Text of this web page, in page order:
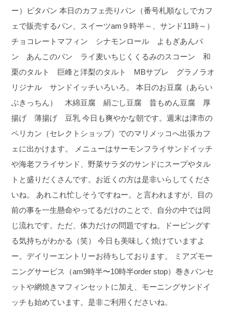
ー）ピタパン 本日のカフェ売りパン（番号札順なしでカフ
ェで販売するパン、スイーツam９時半～、サンド11時～）
チョコレートマフィン シナモンロール よもぎあんパ
ン あんこのパン ライ麦いちじくくるみのスコーン 和
栗のタルト 巨峰と洋梨のタルト MBサブレ グラノラオ
リジナル サンドイッチいろいろ。
本日のお豆腐（あらい
ぶきっちん） 木綿豆腐 絹ごし豆腐 昔もめん豆腐 厚
揚げ 薄揚げ 豆乳 今日も爽やかな朝です。週末は津市の
ペリカン（セレクトショップ）でのマリメッコへ出張カフ
ェに出かけます。
メニューはサーモンフライサンドイッチ
や海老フライサンド、野菜サラダのサンドにスープやタル
トと盛りだくさんです。お近くの方は是非いらしてくださ
いね。
あれこれ忙しそうですねー。と言われますが、目の
前の事を一生懸命やってるだけのことで、自分の中では同
じ流れです。ただ、体力だけの問題ですね。ドーピングす
る気持ちがわかる（笑）
今日も美味しく焼けていますよ
ー。デイリーエントリーお待ちしております。
ミアズモー
ニングサービス（am9時半〜10時半order stop）巻きパンセ
ットや網焼きマフィンセットに加え、モーニングサンドイ
ッチも始めています。是非ご利用くださいね。